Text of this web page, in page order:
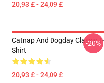
20,93 £ - 24,09 £
Catnap And Dogday Classic T-
Shirt
20,93 £ - 24,09 £
-20%